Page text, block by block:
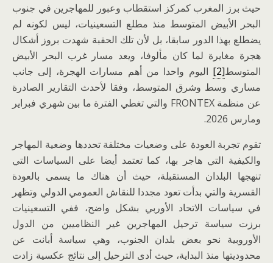
حيث برز المغرب كمركز استقطاب وعبور للمهاجرين في جنوب
البحر الأبيض المتوسط منذ مطلع التسعينيات، ليس لكونه لم
يضطلع بهذا الدور سابقا، بل لأن تلك الحقبة شهدت بروز أشكال
هجرة مغايرة لما كان مألوفا، ويعد مسار غرب البحر الأبيض
المتوسط[2]
اليوم واحدا من أهم مسارات الهجرة، إلى جانب
مساري وسط وشرق المتوسط، وفقا لأحدث التقارير الصادرة
عن منظمة FRONTEX والتي تغطي الفترة ما بين شهري فبراير
ومارس 2026.
تقوم تجربة العودة على وضعيات مختلفة تحددها وضعية المهاجر
والكيفية التي هاجر بها، كما تعتمد أيضا على السياسات التي
تنهجها البلدان المستقبلة، حيث أن هناك ما يسمى بالعودة
القسرية والتي بدأت تعود مجددا للنقاش العمومي الدولي وتظهر
في سياسات الاتحاد الأوربي بشكل واضح، ففي التسعينيات
برزت سياسة ترحيل المهاجرين غير النظاميين من الدول
الأوروبية نحو بعض بلدان الجنوب، وهي سياسة أبانت عن
محدوديتها منذ البداية، حيث أدى الترحيل إلى نتائج عكسية زادت